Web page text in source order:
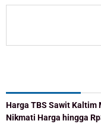
Harga TBS Sawit Kaltim
Nikmati Harga hingga